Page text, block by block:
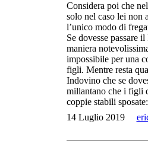
Considera poi che
solo nel caso lei non
l’unico modo di
Se dovesse passare
maniera
impossibile per una
figli. Mentre resta
Indovino che se
millantano che i figli
coppie stabili
14 Luglio 2019